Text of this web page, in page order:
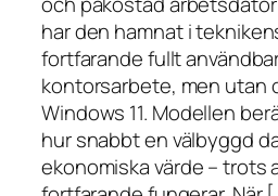
har den hamnat i
fortfarande fullt
kontorsarbete, men utan
Windows 11. Modellen
hur snabbt en välbyggd
ekonomiska värde – trots